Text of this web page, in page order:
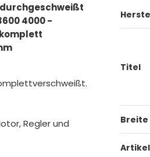
4000 -
Regler und
Titel
Breite